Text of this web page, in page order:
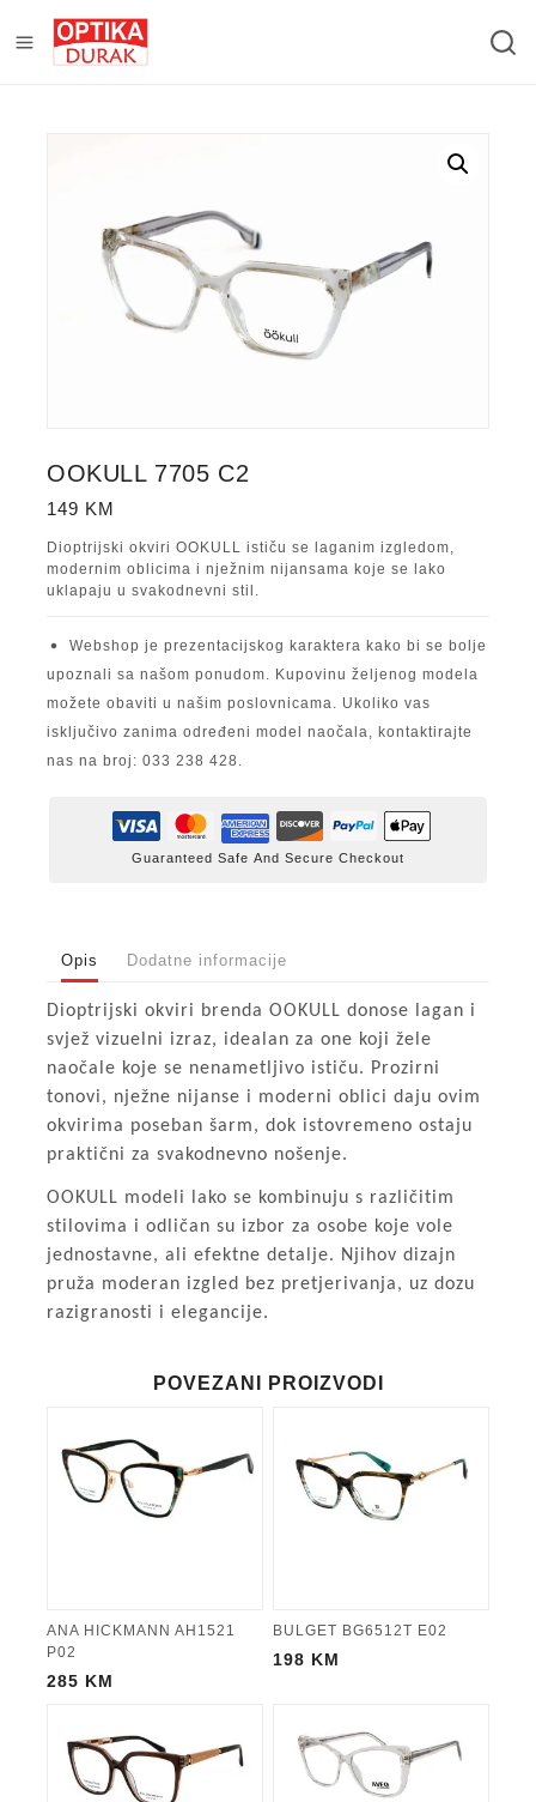
OOKULL 7705 C2
149 KM
Dioptrijski okviri OOKULL ističu se laganim izgledom,
modernim oblicima i nježnim nijansama koje se lako
uklapaju u svakodnevni stil.
Webshop je prezentacijskog karaktera kako bi se bolje
upoznali sa našom ponudom. Kupovinu željenog modela
možete obaviti u našim poslovnicama. Ukoliko vas
isključivo zanima određeni model naočala, kontaktirajte
nas na broj: 033 238 428.
Guaranteed Safe And Secure Checkout
Opis Dodatne informacije
Dioptrijski okviri brenda OOKULL donose lagan i
svjež vizuelni izraz, idealan za one koji žele
naočale koje se nenametljivo ističu. Prozirni
tonovi, nježne nijanse i moderni oblici daju ovim
okvirima poseban šarm, dok istovremeno ostaju
praktični za svakodnevno nošenje.
OOKULL modeli lako se kombinuju s različitim
stilovima i odličan su izbor za osobe koje vole
jednostavne, ali efektne detalje. Njihov dizajn
pruža moderan izgled bez pretjerivanja, uz dozu
razigranosti i elegancije.
POVEZANI PROIZVODI
ANA HICKMANN AH1521
P02
285 KM
BULGET BG6512T E02
198 KM